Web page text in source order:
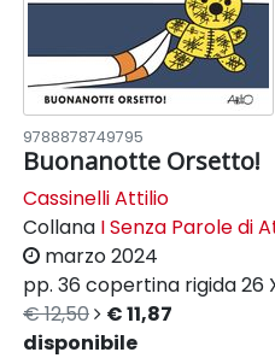
9788878749795
Buonanotte Orsetto!
Cassinelli Attilio
Collana I Senza Parole di
marzo 2024
pp. 36 copertina rigida26
€ 12,50
€ 11,87
disponibile